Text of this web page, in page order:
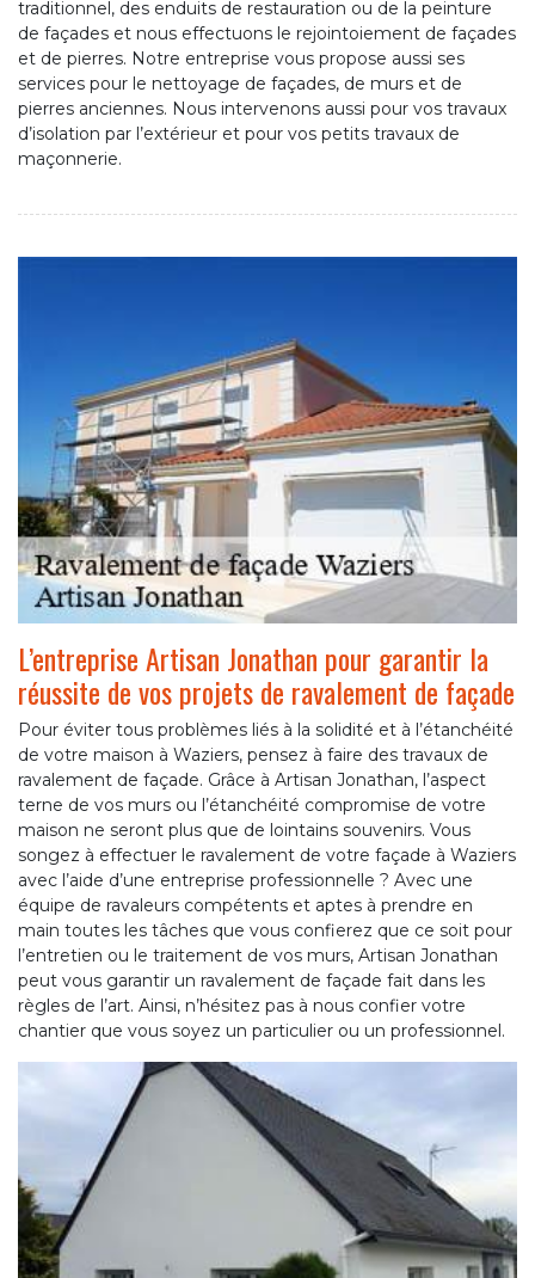
traditionnel, des enduits de restauration ou de la peinture
de façades et nous effectuons le rejointoiement de façades
et de pierres. Notre entreprise vous propose aussi ses
services pour le nettoyage de façades, de murs et de
pierres anciennes. Nous intervenons aussi pour vos travaux
d’isolation par l’extérieur et pour vos petits travaux de
maçonnerie.
L’entreprise Artisan Jonathan pour garantir la
réussite de vos projets de ravalement de façade
Pour éviter tous problèmes liés à la solidité et à l’étanchéité
de votre maison à Waziers, pensez à faire des travaux de
ravalement de façade. Grâce à Artisan Jonathan, l’aspect
terne de vos murs ou l’étanchéité compromise de votre
maison ne seront plus que de lointains souvenirs. Vous
songez à effectuer le ravalement de votre façade à Waziers
avec l’aide d’une entreprise professionnelle ? Avec une
équipe de ravaleurs compétents et aptes à prendre en
main toutes les tâches que vous confierez que ce soit pour
l’entretien ou le traitement de vos murs, Artisan Jonathan
peut vous garantir un ravalement de façade fait dans les
règles de l’art. Ainsi, n’hésitez pas à nous confier votre
chantier que vous soyez un particulier ou un professionnel.